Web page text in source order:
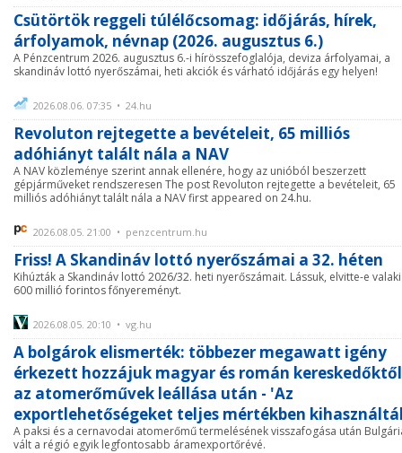
Csütörtök reggeli túlélőcsomag: időjárás, hírek,
árfolyamok, névnap (2026. augusztus 6.)
A Pénzcentrum 2026. augusztus 6.-i hírösszefoglalója, deviza árfolyamai, a
skandináv lottó nyerőszámai, heti akciók és várható időjárás egy helyen!
2026.08.06. 07:35 • 24.hu
Revoluton rejtegette a bevételeit, 65 milliós
adóhiányt talált nála a NAV
A NAV közleménye szerint annak ellenére, hogy az unióból beszerzett
gépjárműveket rendszeresen The post Revoluton rejtegette a bevételeit, 65
milliós adóhiányt talált nála a NAV first appeared on 24.hu.
2026.08.05. 21:00 • penzcentrum.hu
Friss! A Skandináv lottó nyerőszámai a 32. héten
Kihúzták a Skandináv lottó 2026/32. heti nyerőszámait. Lássuk, elvitte-e
600 millió forintos főnyereményt.
2026.08.05. 20:10 • vg.hu
A bolgárok elismerték: többezer megawatt igény
érkezett hozzájuk magyar és román kereskedőktől
az atomerőművek leállása után - 'Az
exportlehetőségeket teljes mértékben
A paksi és a cernavodai atomerőmű termelésének visszafogása után
vált a régió egyik legfontosabb áramexportőrévé.